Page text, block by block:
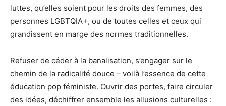
luttes, qu’elles soient pour les droits des femmes, des
personnes LGBTQIA+, ou de toutes celles et ceux qui
grandissent en marge des normes traditionnelles.
Refuser de céder à la banalisation, s’engager sur le
chemin de la radicalité douce – voilà l’essence de cette
éducation pop féministe. Ouvrir des portes, faire circuler
des idées, déchiffrer ensemble les allusions culturelles :